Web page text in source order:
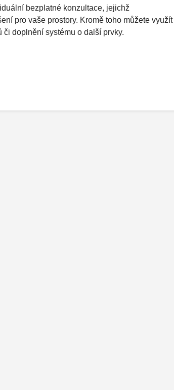
bezplatné konzultace, jejichž
pro vaše prostory. Kromě toho můžete využít
doplnění systému o další prvky.